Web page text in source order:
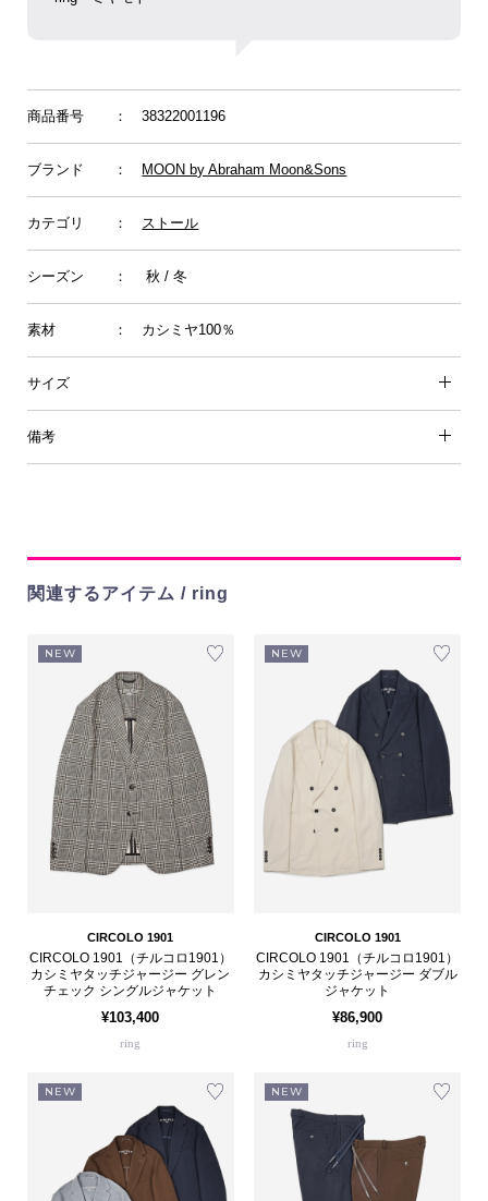
商品番号 ： 38322001196
ブランド ： MOON by Abraham Moon&Sons
カテゴリ ： ストール
シーズン ： 秋 / 冬
素材 ： カシミヤ100％
サイズ
備考
関連するアイテム / ring
NEW
CIRCOLO 1901
CIRCOLO 1901（チルコロ1901）
カシミヤタッチジャージー グレン
チェック シングルジャケット
¥103,400
ring
NEW
CIRCOLO 1901
CIRCOLO 1901（チルコロ1901）
カシミヤタッチジャージー ダブル
ジャケット
¥86,900
ring
NEW NEW